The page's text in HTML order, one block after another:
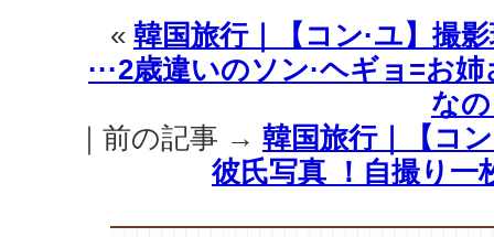
ン
·
ユ】
『Sing
Again4
車
椅
に
« 韓国旅行｜【コン·ユ】撮
···2歳違いのソン·ヘギョ=お
な
｜前の記事 → 韓国旅行｜【コ
彼氏写真 ！自撮り一